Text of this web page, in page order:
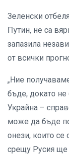
Зеленски
Путин, не са
запазила
от всички
„Ние
бъде, докато не
Украйна –
може да бъде
онези, които се
срещу Русия ще